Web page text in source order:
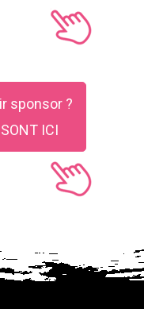
sponsor ?
ICI